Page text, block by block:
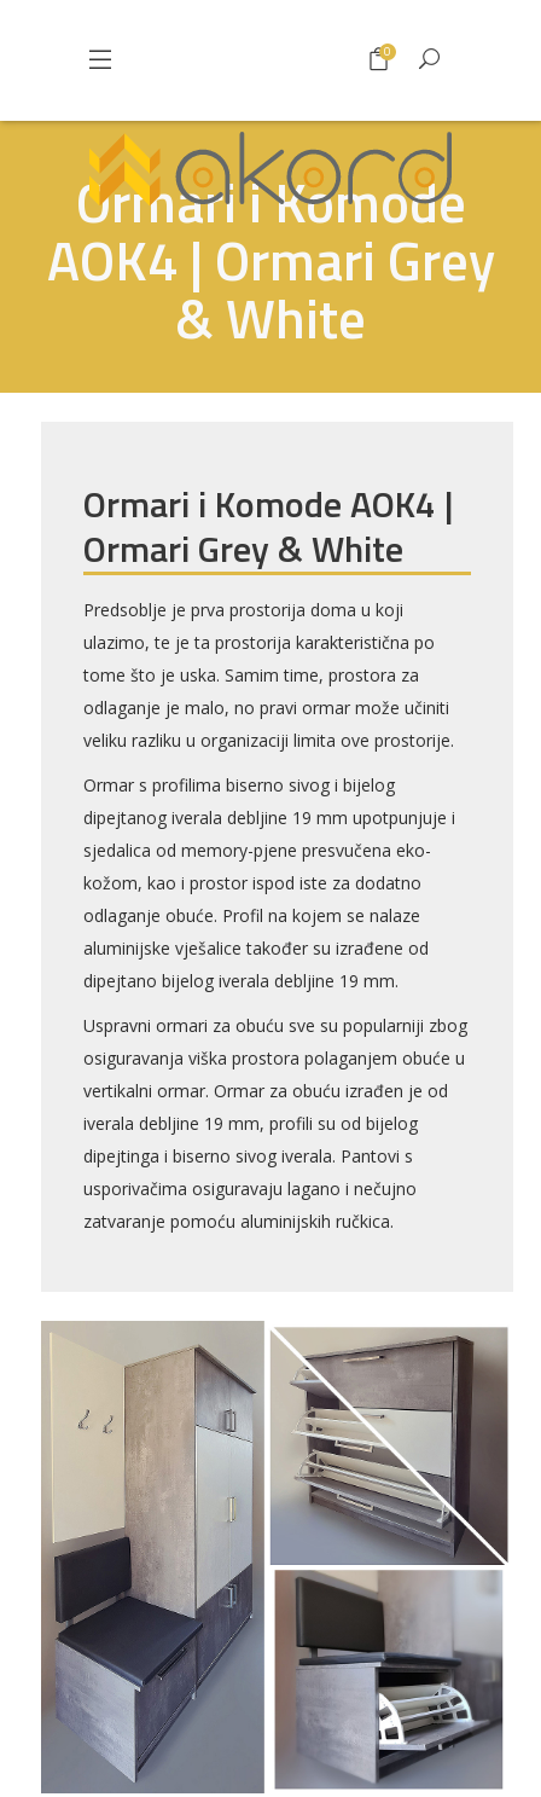
Pogledajte što je novo
u ponudi
AKCIJA! Pločasti
materijali
Alati i
pribor
Vrt i
okućnica
Zaštitna
odjeća
lakovi materijali dovratnici
Bijela
tehnika
Metalna
galanterija
ElektromaterijalVijčana
roba
Okovi
za
Bicikli
0
Ormari i Komode
AOK4 | Ormari Grey
& White
Ormari i Komode AOK4 |
Ormari Grey & White
Predsoblje je prva prostorija doma u koji
ulazimo, te je ta prostorija karakteristična po
tome što je uska. Samim time, prostora za
odlaganje je malo, no pravi ormar može učiniti
veliku razliku u organizaciji limita ove prostorije.
Ormar s profilima biserno sivog i bijelog
dipejtanog iverala debljine 19 mm upotpunjuje i
sjedalica od memory-pjene presvučena eko-
kožom, kao i prostor ispod iste za dodatno
odlaganje obuće. Profil na kojem se nalaze
aluminijske vješalice također su izrađene od
dipejtano bijelog iverala debljine 19 mm.
Uspravni ormari za obuću sve su popularniji zbog
osiguravanja viška prostora polaganjem obuće u
vertikalni ormar. Ormar za obuću izrađen je od
iverala debljine 19 mm, profili su od bijelog
dipejtinga i biserno sivog iverala. Pantovi s
usporivačima osiguravaju lagano i nečujno
zatvaranje pomoću aluminijskih ručkica.